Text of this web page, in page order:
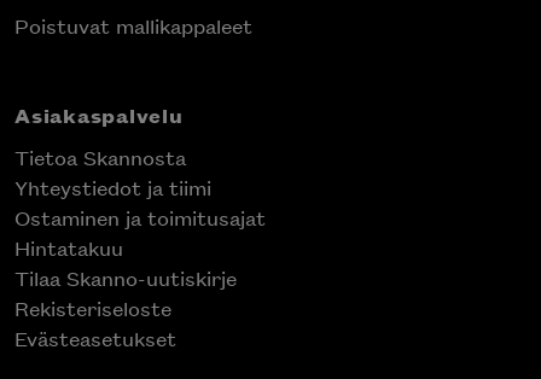
Poistuvat mallikappaleet
Asiakaspalvelu
Tietoa Skannosta
Yhteystiedot ja tiimi
Ostaminen ja toimitusajat
Hintatakuu
Tilaa Skanno-uutiskirje
Rekisteriseloste
Evästeasetukset